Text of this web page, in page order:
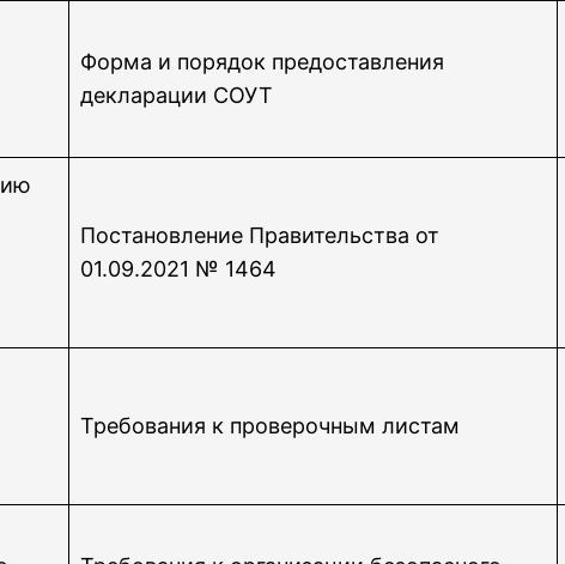
Форма и порядок предоставления
декларации СОУТ
Постановление Правительства от
01.09.2021 № 1464
Требования к проверочным листам